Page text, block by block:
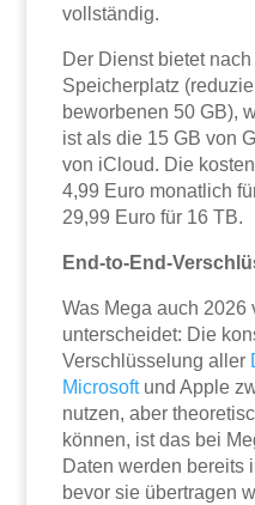
vollständig.
Der Dienst bietet
Speicherplatz
beworbenen 50 GB),
ist als die 15 GB von
von iCloud. Die
4,99 Euro monatlich
29,99 Euro für 16 TB.
End-to-End-
Was Mega auch 2026
unterscheidet: Die
Verschlüsselung aller
Microsoftund Apple
nutzen, aber
können, ist das bei
Daten werden bereits
bevor sie übertragen